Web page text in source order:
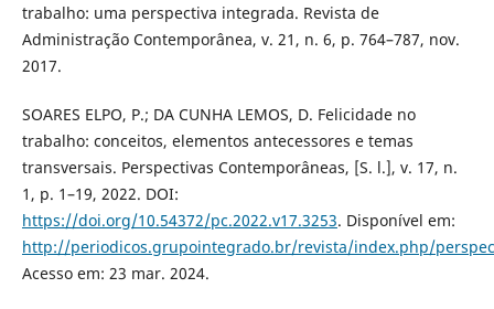
trabalho: uma perspectiva integrada. Revista de
Administração Contemporânea, v. 21, n. 6, p. 764–787, nov.
2017.
SOARES ELPO, P.; DA CUNHA LEMOS, D. Felicidade no
trabalho: conceitos, elementos antecessores e temas
transversais. Perspectivas Contemporâneas, [S. l.], v. 17, n.
1, p. 1–19, 2022. DOI:
https://doi.org/10.54372/pc.2022.v17.3253. Disponível em:
http://periodicos.grupointegrado.br/revista/index.php/
Acesso em: 23 mar. 2024.